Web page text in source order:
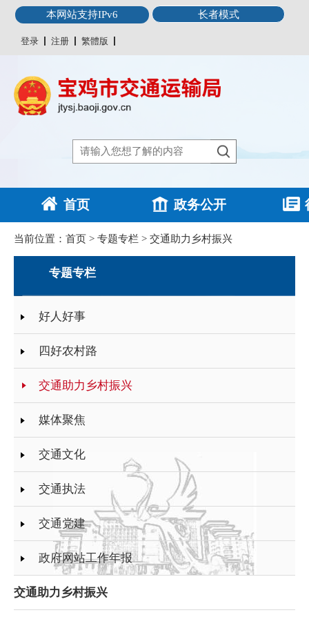
本网站支持IPv6 长者模式
登录 注册 繁體版
首页 政务公开
当前位置： 首页 > 专题专栏 > 交通助力乡村振兴
专题专栏
好人好事
四好农村路
交通助力乡村振兴
媒体聚焦
交通文化
交通执法
交通党建
政府网站工作年报
交通助力乡村振兴